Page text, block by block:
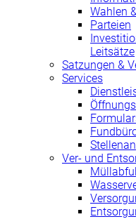
Wahlen
Parteien
Leitsätze
Satzungen &
Services
Ver- und